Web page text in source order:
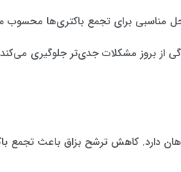
مناسبی برای تجمع باکتری‌ها محسوب
از بروز مشکلات جدی‌تر جلوگیری
دارد. کاهش ترشح بزاق باعث تجمع